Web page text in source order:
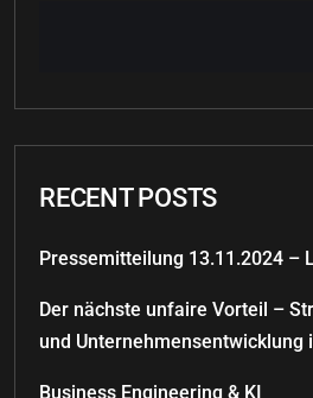
RECENT POSTS
Pressemitteilung 13.11.2024 –
Der nächste unfaire Vorteil –
und Unternehmensentwicklung
Business Engineering & KI